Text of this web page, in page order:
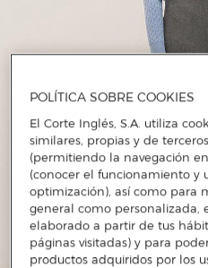
POLÍTICA SOBRE COOKIES
El Corte Inglés, S.A. utiliza
similares, propias y de
(permitiendo la navegación
(conocer el funcionamiento y
optimización), así como para
general como personalizada,
elaborado a partir de tus
páginas visitadas) y para
productos adquiridos por los